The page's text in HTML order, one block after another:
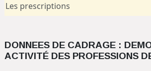
Les prescriptions
DONNEES DE CADRAGE :
ACTIVITÉ DES PROFESSIONS